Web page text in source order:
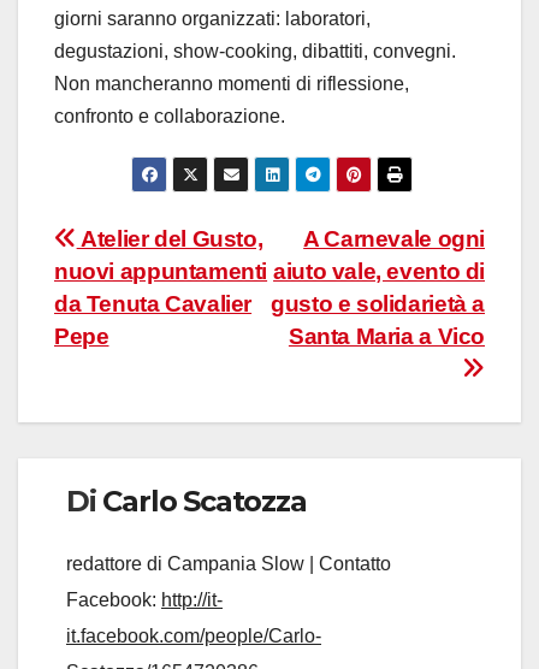
giorni saranno organizzati: laboratori,
degustazioni, show-cooking, dibattiti, convegni.
Non mancheranno momenti di riflessione,
confronto e collaborazione.
Navigazione
articoli
A Carnevale ogni
aiuto vale, evento di
gusto e solidarietà a
Santa Maria a Vico
Atelier del Gusto,
nuovi appuntamenti
da Tenuta Cavalier
Pepe
Di Carlo Scatozza
redattore di Campania Slow | Contatto
Facebook: http://it-
it.facebook.com/people/Carlo-